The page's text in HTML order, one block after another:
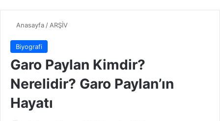
Anasayfa / ARŞİV
Biyografi
Garo Paylan Kimdir?
Nerelidir? Garo Paylan’ın
Hayatı